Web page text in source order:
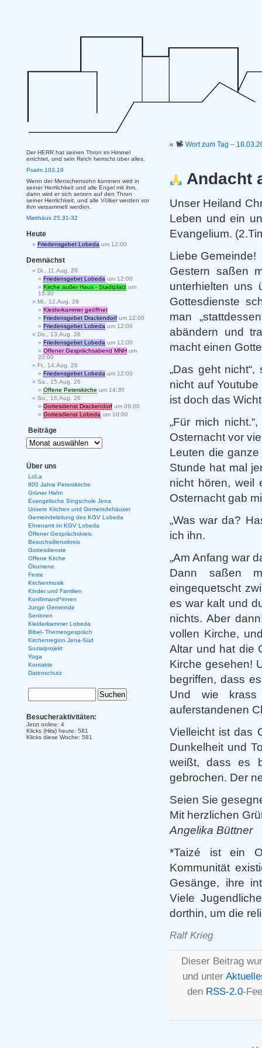
« Wort zum Tag –
Andacht
Unser Heiland
Leben und ein
Evangelium.
Liebe Gemeinde!
Gestern saßen
unterhielten uns
Gottesdienste
man
abändern und
macht einen
„Das geht
nicht auf
ist doch das
„Für mich
Osternacht vor
Leuten die
Stunde hat mal
nicht hören, weil
Osternacht gab
„Was war da?
ich ihn.
„Am Anfang war
Dann saßen
eingequetscht
es war kalt und
nichts. Aber
vollen Kirche,
Altar und hat die
Kirche gesehen!
begriffen, dass
Und wie
auferstandenen
Vielleicht ist das
Dunkelheit und
weißt, dass es
gebrochen. Der
Seien Sie
Mit herzlichen
Angelika Büttner
*Taizé ist ein
Kommunität
Gesänge, ihre
Viele
dorthin, um die
Ralf Krieg
Dieser Beitrag
und unter
den RSS-2.0-
Der HERR hat seinen Thron im Himmel
errichtet, und sein Reich herrscht über alles.
Psalm 103,19
Wenn der Menschensohn kommen wird in
seiner Herrlichkeit und alle Engel mit ihm,
dann wird er sich setzen auf den Thron
seiner Herrlichkeit, und alle Völker werden vor
ihm versammelt werden.
Matthäus 25,31-32
Heute
Friedensgebet Lobeda um 12:00
Demnächst
Di., 11.Aug. 26
Friedensgebet Lobeda um 12:00
Kirche außer Haus - Stadtplatz um
15:30
Mi., 12.Aug. 26
Kleiderkammer geöffnet
Friedensgebet Drackendorf um 12:00
Friedensgebet Lobeda um 12:00
Do., 13.Aug. 26
Friedensgebet Lobeda um 12:00
Offener Gesprächsabend MNH um
20:00
Fr., 14.Aug. 26
Friedensgebet Lobeda um 12:00
Sa., 15.Aug. 26
Offene Peterskirche um 14:30
So., 16.Aug. 26
Gottesdienst Drackendorf um 09:00
Gottesdienst Lobeda um 10:00
Beiträge
Über uns
LoLa
800 Jahre Peterskirche
Grüner Hahn
Evangelische Singschule Jena
Unsere Kirchen und Gemeindehäuser
Gemeindeleitung des KGV Lobeda
Ehrenamt im KGV Lobeda
Offener Gesprächskreis
Besuchsdienstkreis
Gottesdienste
Offene Kirche
Ökumene
Feste
Kirchenmusik
Kinder und Familien
Konfirmand*innen
Junge Gemeinde
Senioren
Kleiderkammer Lobeda
Bibel- Themengespräch
Kirchenregion Jena-Süd
Sozialprojekt
Yoga
Kontakte
Datenschutz
Besucheraktivitäten:
Jetzt online: 4
Klicks (Hits) heute: 581
Klicks diese Woche: 581